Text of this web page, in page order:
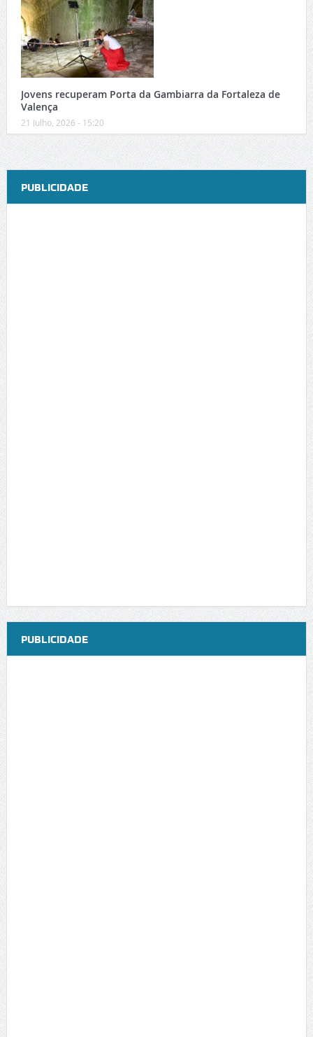
Jovens recuperam Porta da Gambiarra da Fortaleza de
Valença
21 Julho, 2026 - 15:20
PUBLICIDADE
PUBLICIDADE